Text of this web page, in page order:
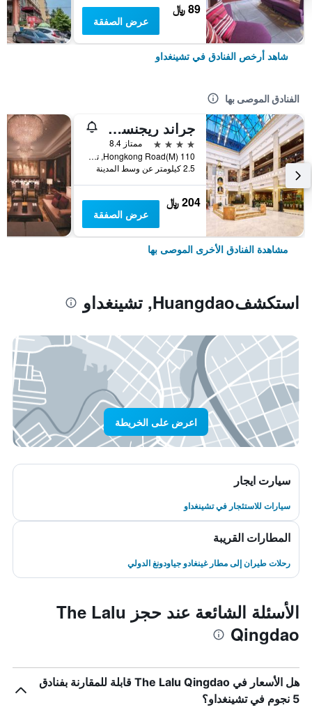
89 ﷼
عرض الصفقة
شاهد أرخص الفنادق في تشينغداو
الفنادق الموصى بها
جراند ريجنسي هوتل
4 نجوم
ممتاز 8.4
110 Hongkong Road(M), تشينغداو, الصين
2.5 كيلومتر عن وسط المدينة
204 ﷼
عرض الصفقة
مشاهدة الفنادق الأخرى الموصى بها
استكشفHuangdao, تشينغداو
اعرض على الخريطة
سيارت ايجار
سيارات للاستئجار في تشينغداو
المطارات القريبة
رحلات طيران إلى مطار غينغادو جياودونغ الدولي
الأسئلة الشائعة عند حجز The Lalu
Qingdao
هل الأسعار في The Lalu Qingdao قابلة للمقارنة بفنادق
5 نجوم في تشينغداو؟